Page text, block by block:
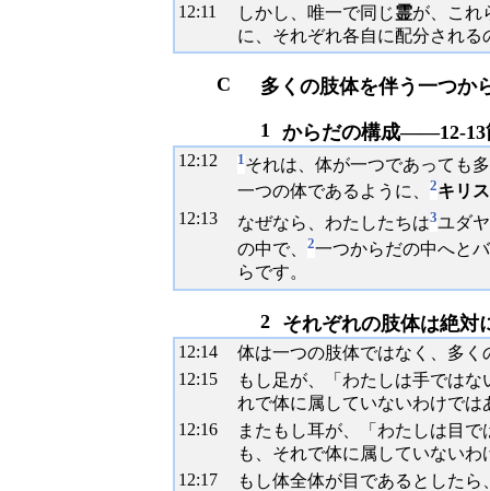
12:11 しかし、唯一で同じ霊が、これ
に、それぞれ各自に配分される
C
多くの肢体を伴う一つ
1
からだの構成――12-13
12:12 1 それは、体が一つであっても
一つの体であるように、 2キリ
12:13 なぜなら、わたしたちは3ユダ
の中で、 2一つからだの中へと
らです。
2 それぞれの肢体は絶
12:14
体は一つの肢体ではなく、多
12:15
もし足が、「わたしは手では
れで体に属していないわけでは
12:16
またもし耳が、「わたしは目
も、それで体に属していない
12:17
もし体全体が目であるとした